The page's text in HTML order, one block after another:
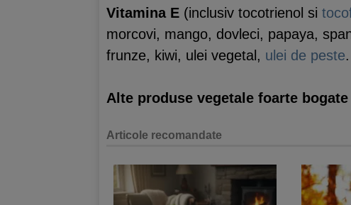
Vitamina E (inclusiv tocotrienol si
morcovi, mango, dovleci, papaya,
frunze, kiwi, ulei vegetal, ulei de peste.
Alte produse vegetale foarte
Articole recomandate